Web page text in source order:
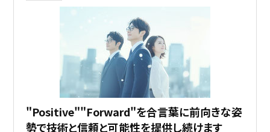
"Positive""Forward"を合言葉に前向きな姿
勢で技術と信頼と可能性を提供し続けます